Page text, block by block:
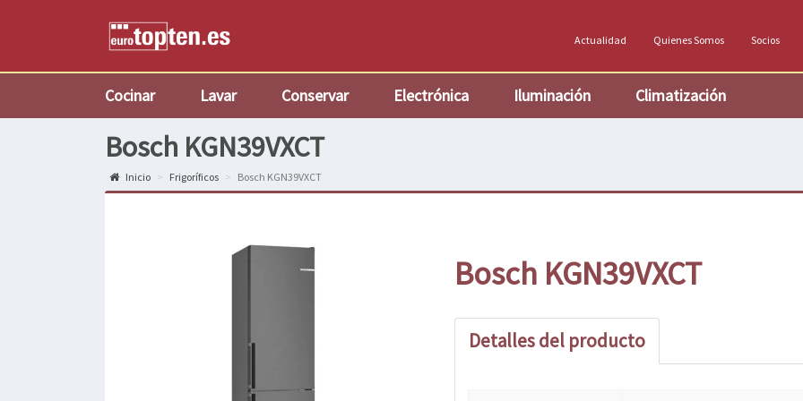
Actualidad Quienes Somos Socios
Cocinar Lavar Conservar Electrónica Iluminación Climatización
Bosch KGN39VXCT
Inicio Frigoríficos Bosch KGN39VXCT
Bosch KGN39VXCT
Detalles del producto